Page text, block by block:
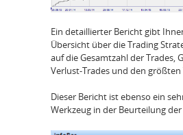
Ein detaillierter Bericht gibt
Übersicht über die Trading
auf die Gesamtzahl der Trades,
Verlust-Trades und den größten
Dieser Bericht ist ebenso ein
Werkzeug in der Beurteilung